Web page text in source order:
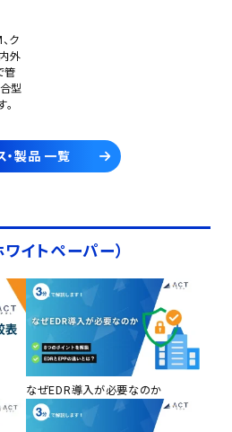
ク
外
管
型
・製品 一覧
イトペーパー）
なぜEDR導入が必要なのか